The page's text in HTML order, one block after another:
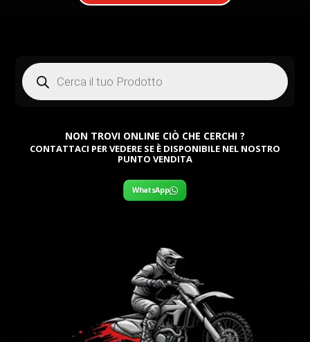
Products
search
NON TROVI ONLINE CIÒ CHE CERCHI ?
CONTATTACI PER VEDERE SE È DISPONIBILE NEL NOSTRO
PUNTO VENDITA
WhatsApp